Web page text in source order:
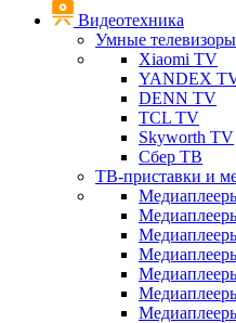
Видеотехника
Умные телевизоры
Xiaomi TV
YANDEX
DENN TV
TCL TV
Skyworth TV
Сбер ТВ
ТВ-приставки и